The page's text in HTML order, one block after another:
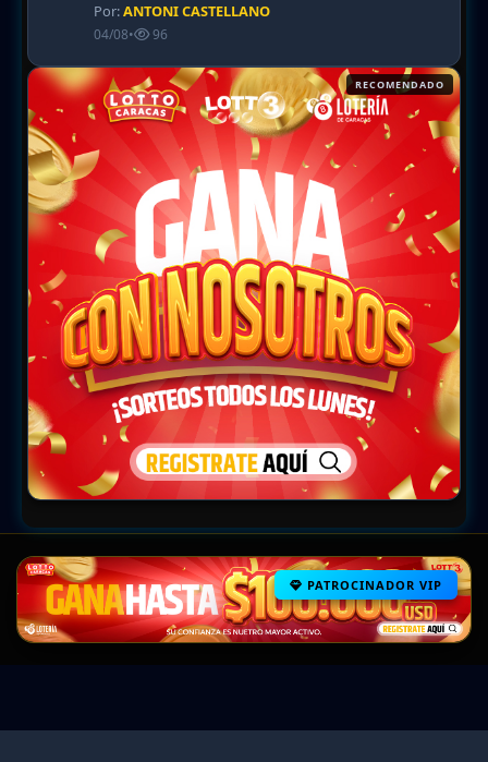
Por:ANTONI CASTELLANO
04/08• 96
RECOMENDADO
PATROCINADOR VIP